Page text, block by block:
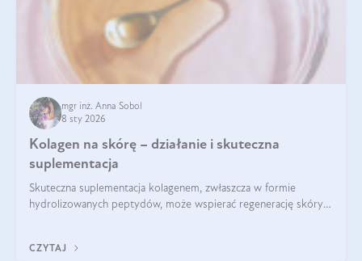
mgr inż. Anna Sobol
8 sty 2026
Kolagen na skórę – działanie i skuteczna
suplementacja
Skuteczna suplementacja kolagenem, zwłaszcza w formie
hydrolizowanych peptydów, może wspierać regenerację skóry i
CZYTAJ